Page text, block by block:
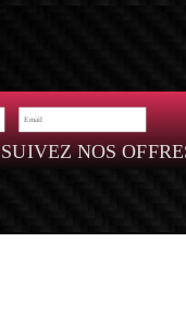
SUIVEZ NOS